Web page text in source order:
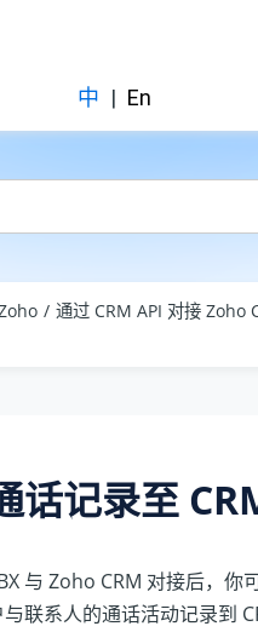
中 | En
通过 CRM API 对接 Zoho
话记录至
与 Zoho CRM 对接后，你
联系人的通话活动记录到